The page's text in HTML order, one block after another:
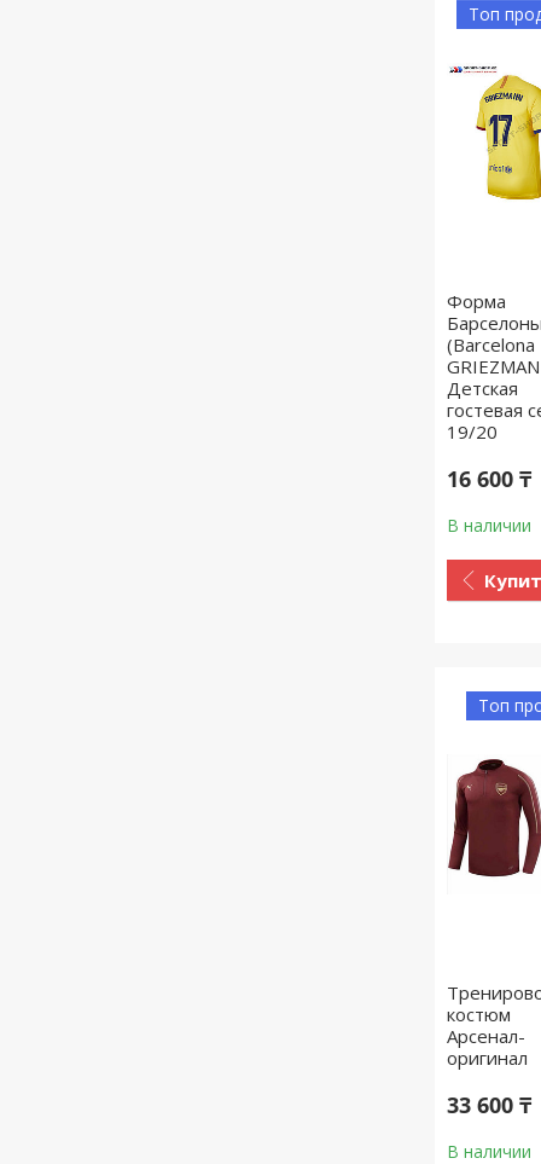
Топ
Форма
(Barcelona
Детская
гостевая
19/20
16 600 ₸
В наличии
Топ
костюм
Арсенал-
оригинал
33 600 ₸
В наличии